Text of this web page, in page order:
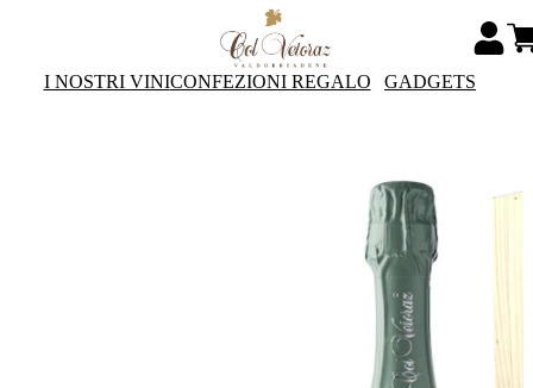
I NOSTRI VINICONFEZIONI REGALO GADGETS